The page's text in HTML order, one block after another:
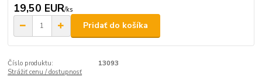
19,50 EUR/ks
Pridať do košíka
Číslo produktu:
13093
Strážiť cenu / dostupnosť